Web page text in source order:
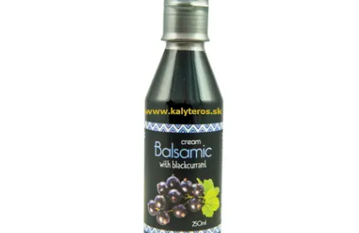
Balsamický krém Čierna ríbezľa, 250ml
www.kalyteros.sk